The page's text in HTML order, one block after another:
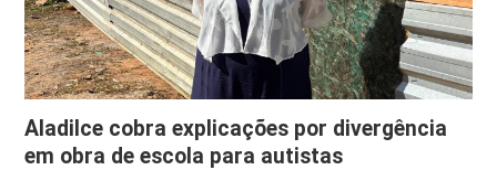
Aladilce cobra explicações por divergência
em obra de escola para autistas